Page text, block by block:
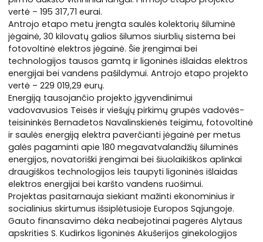
vertė – 195 317,71 eurai.
Antrojo etapo metu įrengta saulės kolektorių šiluminė
jėgainė, 30 kilovatų galios šilumos siurblių sistema bei
fotovoltinė elektros jėgainė. Šie įrengimai bei
technologijos tausos gamtą ir ligoninės išlaidas elektros
energijai bei vandens pašildymui. Antrojo etapo projekto
vertė – 229 019,29 eurų.
Energiją tausojančio projekto įgyvendinimui
vadovavusios Teisės ir viešųjų pirkimų grupės vadovės-
teisininkės Bernadetos Navalinskienės teigimu, fotovoltinė
ir saulės energiją elektra paverčianti jėgainė per metus
galės pagaminti apie 180 megavatvalandžių šiluminės
energijos, novatoriški įrengimai bei šiuolaikiškos aplinkai
draugiškos technologijos leis taupyti ligoninės išlaidas
elektros energijai bei karšto vandens ruošimui.
Projektas pasitarnauja siekiant mažinti ekonominius ir
socialinius skirtumus išsiplėtusioje Europos Sąjungoje.
Gauto finansavimo dėka neabejotinai pagerės Alytaus
apskrities S. Kudirkos ligoninės Akušerijos ginekologijos